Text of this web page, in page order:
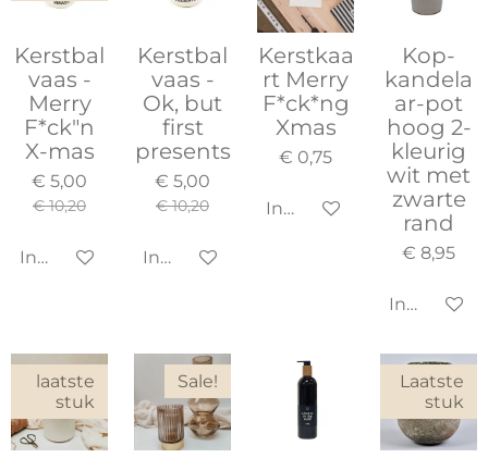
Kerstbal
vaas -
Merry
F*ck"n
X-mas
€ 5,00
€ 10,20
In winkelwagen
Kerstbal
vaas -
Ok, but
first
presents
€ 5,00
€ 10,20
In winkelwagen
Kerstkaa
rt Merry
F*ck*ng
Xmas
€ 0,75
In winkelwagen
Kop-
kandela
ar-pot
hoog 2-
kleurig
wit met
zwarte
rand
€ 8,95
In
laatste
stuk
Sale!
Laatste
stuk